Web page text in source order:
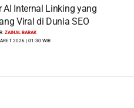
AI Internal Linking yang
Viral di Dunia SEO
ZAINAL BARAK
2026 | 01:30 WIB